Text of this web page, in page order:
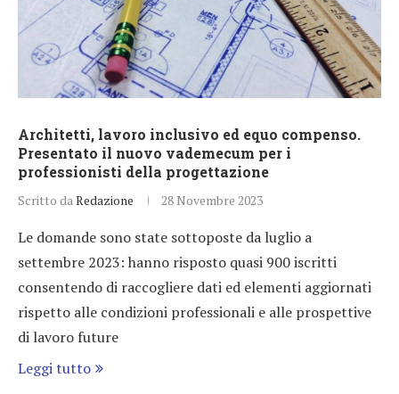
Architetti, lavoro inclusivo ed equo compenso.
Presentato il nuovo vademecum per i
professionisti della progettazione
Scritto da Redazione 28 Novembre 2023
Le domande sono state sottoposte da luglio a
settembre 2023: hanno risposto quasi 900 iscritti
consentendo di raccogliere dati ed elementi aggiornati
rispetto alle condizioni professionali e alle prospettive
di lavoro future
Leggi tutto